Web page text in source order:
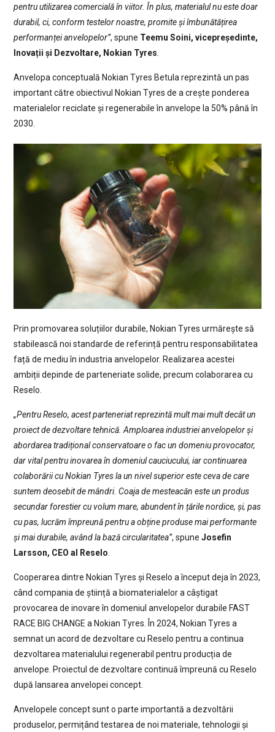
pentru utilizarea comercială în viitor. În plus, materialul nu este doar
durabil, ci, conform testelor noastre, promite și îmbunătățirea
performanței anvelopelor”, spune Teemu Soini, vicepreședinte,
Inovații și Dezvoltare, Nokian Tyres
Anvelopa conceptuală Nokian Tyres Betula reprezintă un pas
important către obiectivul Nokian Tyres de a crește ponderea
materialelor reciclate și regenerabile în anvelope la 50% până în
2030.
Prin promovarea soluțiilor durabile, Nokian Tyres urmărește să
stabilească noi standarde de referință pentru responsabilitatea
față de mediu în industria anvelopelor. Realizarea acestei
ambiții depinde de parteneriate solide, precum colaborarea cu
Reselo.
„Pentru Reselo, acest parteneriat reprezintă mult mai mult decât un
proiect de dezvoltare tehnică. Amploarea industriei anvelopelor și
abordarea tradițional conservatoare o fac un domeniu provocator,
dar vital pentru inovarea în domeniul cauciucului, iar continuarea
colaborării cu Nokian Tyres la un nivel superior este ceva de care
suntem deosebit de mândri. Coaja de mesteacăn este un produs
secundar forestier cu volum mare, abundent în țările nordice, și, pas
cu pas, lucrăm împreună pentru a obține produse mai performante
și mai durabile, având la bază circularitatea”, spune Josefin
Larsson, CEO al Reselo.
Cooperarea dintre Nokian Tyres și Reselo a început deja în 2023,
când compania de știință a biomaterialelor a câștigat
provocarea de inovare în domeniul anvelopelor durabile FAST
RACE BIG CHANGE a Nokian Tyres. În 2024, Nokian Tyres a
semnat un acord de dezvoltare cu Reselo pentru a continua
dezvoltarea materialului regenerabil pentru producția de
anvelope. Proiectul de dezvoltare continuă împreună cu Reselo
după lansarea anvelopei concept.
Anvelopele concept sunt o parte importantă a dezvoltării
produselor, permițând testarea de noi materiale, tehnologii și